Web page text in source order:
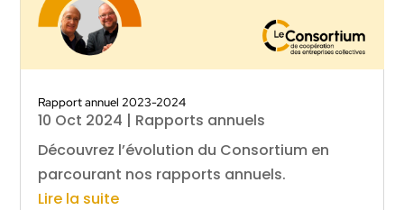
Rapport annuel 2023-2024
10 Oct 2024 | Rapports annuels
Découvrez l’évolution du Consortium en
parcourant nos rapports annuels.
Lire la suite